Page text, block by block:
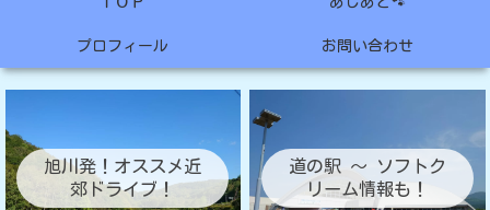
プロフィール お問い合わせ
旭川発！オススメ近
郊ドライブ！
道の駅 ～ ソフトク
リーム情報も！